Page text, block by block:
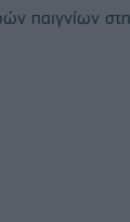
παιγνίων